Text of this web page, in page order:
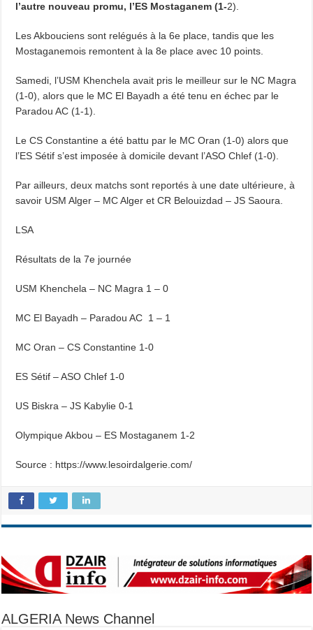
l’autre nouveau promu, l’ES Mostaganem (1-2).
Les Akbouciens sont relégués à la 6e place, tandis que les
Mostaganemois remontent à la 8e place avec 10 points.
Samedi, l’USM Khenchela avait pris le meilleur sur le NC Magra
(1-0), alors que le MC El Bayadh a été tenu en échec par le
Paradou AC (1-1).
Le CS Constantine a été battu par le MC Oran (1-0) alors que
l’ES Sétif s’est imposée à domicile devant l’ASO Chlef (1-0).
Par ailleurs, deux matchs sont reportés à une date ultérieure, à
savoir USM Alger – MC Alger et CR Belouizdad – JS Saoura.
LSA
Résultats de la 7e journée
USM Khenchela – NC Magra 1 – 0
MC El Bayadh – Paradou AC 1 – 1
MC Oran – CS Constantine 1-0
ES Sétif – ASO Chlef 1-0
US Biskra – JS Kabylie 0-1
Olympique Akbou – ES Mostaganem 1-2
Source : https://www.lesoirdalgerie.com/
ALGERIA News Channel